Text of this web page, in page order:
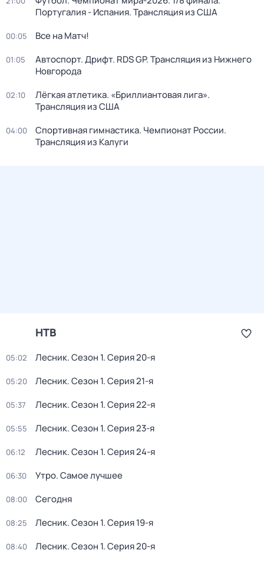
Португалия - Испания. Трансляция из США
00:05 Все на Матч!
01:05
Автоспорт. Дрифт. RDS GP. Трансляция из Нижнего
Новгорода
02:10
Лёгкая атлетика. «Бриллиантовая лига».
Трансляция из США
04:00
Спортивная гимнастика. Чемпионат России.
Трансляция из Калуги
НТВ
05:02 Лесник. Сезон 1. Серия 20-я
05:20 Лесник. Сезон 1. Серия 21-я
05:37 Лесник. Сезон 1. Серия 22-я
05:55 Лесник. Сезон 1. Серия 23-я
06:12 Лесник. Сезон 1. Серия 24-я
06:30 Утро. Самое лучшее
08:00 Сегодня
08:25 Лесник. Сезон 1. Серия 19-я
08:40 Лесник. Сезон 1. Серия 20-я